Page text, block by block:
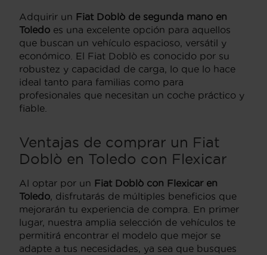
Adquirir un Fiat Doblò de segunda mano en
Toledo es una excelente opción para aquellos
que buscan un vehículo espacioso, versátil y
económico. El Fiat Doblò es conocido por su
robustez y capacidad de carga, lo que lo hace
ideal tanto para familias como para
profesionales que necesitan un coche práctico y
fiable.
Ventajas de comprar un Fiat
Doblò en Toledo con Flexicar
Al optar por un Fiat Doblò con Flexicar en
Toledo, disfrutarás de múltiples beneficios que
mejorarán tu experiencia de compra. En primer
lugar, nuestra amplia selección de vehículos te
permitirá encontrar el modelo que mejor se
adapte a tus necesidades, ya sea que busques